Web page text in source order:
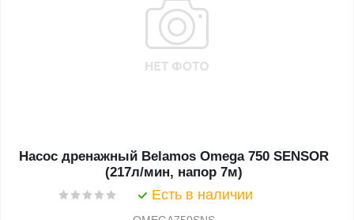
Насос дренажный Belamos Omega 750 SENSOR
(217л/мин, напор 7м)
Есть в наличии